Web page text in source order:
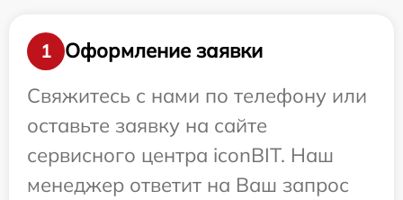
1
Оформление заявки
Свяжитесь с нами по телефону или
оставьте заявку на сайте
сервисного центра iconBIT. Наш
менеджер ответит на Ваш запрос